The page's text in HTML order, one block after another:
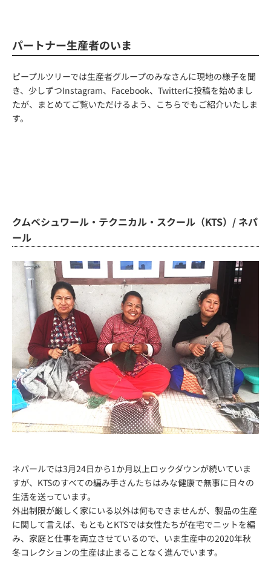
パートナー生産者のいま
ピープルツリーでは生産者グループのみなさんに現地の様子を聞
き、少しずつInstagram、Facebook、Twitterに投稿を始めまし
たが、まとめてご覧いただけるよう、こちらでもご紹介いたしま
す。
クムベシュワール・テクニカル・スクール（KTS）/ ネパ
ール
ネパールでは3月24日から1か月以上ロックダウンが続いていま
すが、KTSのすべての編み手さんたちはみな健康で無事に日々の
生活を送っています。
外出制限が厳しく家にいる以外は何もできませんが、製品の生産
に関して言えば、もともとKTSでは女性たちが在宅でニットを編
み、家庭と仕事を両立させているので、いま生産中の2020年秋
冬コレクションの生産は止まることなく進んでいます。